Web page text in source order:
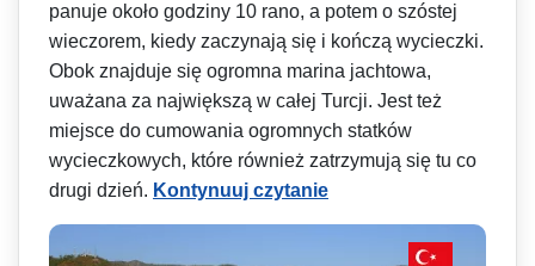
panuje około godziny 10 rano, a potem o szóstej
wieczorem, kiedy zaczynają się i kończą wycieczki.
Obok znajduje się ogromna marina jachtowa,
uważana za największą w całej Turcji. Jest też
miejsce do cumowania ogromnych statków
wycieczkowych, które również zatrzymują się tu co
drugi dzień. Kontynuuj czytanie